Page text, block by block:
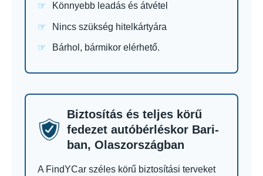
Könnyebb leadás és átvétel
Nincs szükség hitelkártyára
Bárhol, bármikor elérhető.
Biztosítás és teljes körű
fedezet autóbérléskor Bari-
ban, Olaszországban
A FindYCar széles körű biztosítási terveket